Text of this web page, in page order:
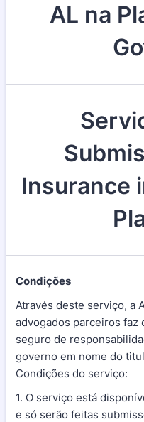
AL na
Insurance
Condições
Através deste serviço, a
advogados parceiros faz
seguro de
governo em nome do
Condições do serviço:
1. O serviço está
e só serão feitas